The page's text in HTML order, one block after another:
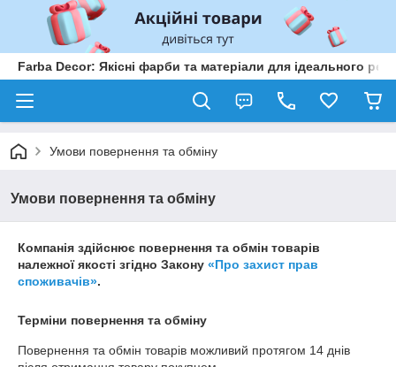
Farba Decor: Якісні фарби та матеріали для ідеального
Умови повернення та обміну
Умови повернення та обміну
Компанія здійснює повернення та обмін товарів
належної якості згідно Закону «Про захист прав
споживачів».
Терміни повернення та обміну
Повернення та обмін товарів можливий протягом 14 днів